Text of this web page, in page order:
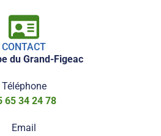
CONTACT
du Grand-Figeac
Téléphone
65 34 24 78
Email